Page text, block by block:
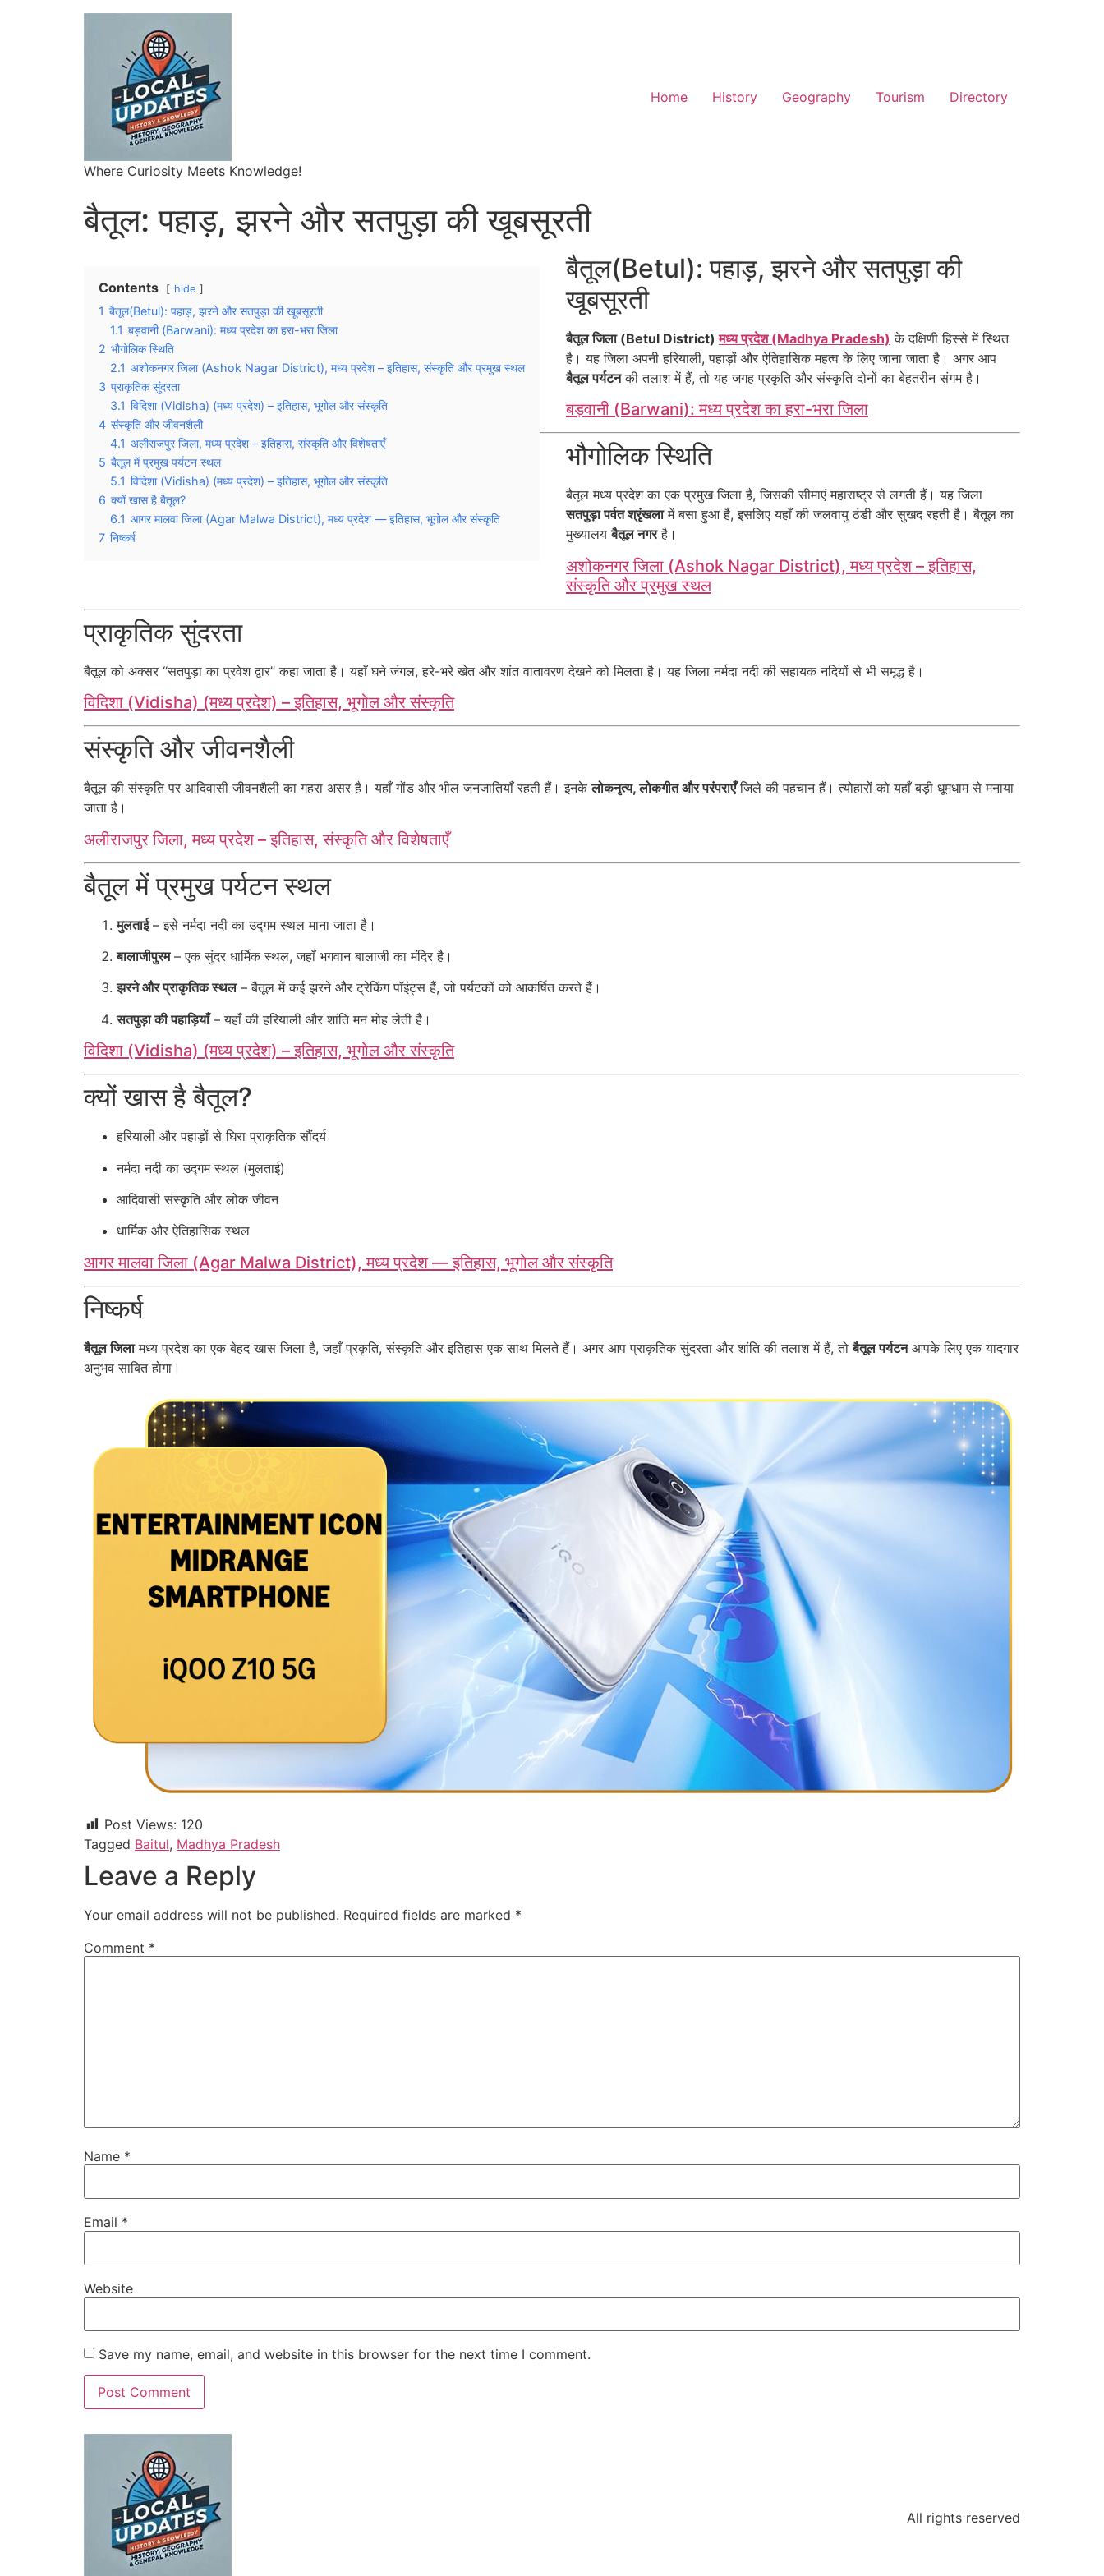
Where Curiosity Meets Knowledge!
Home History Geography Tourism Directory
बैतूल: पहाड़, झरने और सतपुड़ा की खूबसूरती
Contents hide
1 बैतूल(Betul): पहाड़, झरने और सतपुड़ा की खूबसूरती
1.1 बड़वानी (Barwani): मध्य प्रदेश का हरा-भरा जिला
2 भौगोलिक स्थिति
2.1 अशोकनगर जिला (Ashok Nagar District), मध्य प्रदेश – इतिहास, संस्कृति और प्रमुख स्थल
3 प्राकृतिक सुंदरता
3.1 विदिशा (Vidisha) (मध्य प्रदेश) – इतिहास, भूगोल और संस्कृति
4 संस्कृति और जीवनशैली
4.1 अलीराजपुर जिला, मध्य प्रदेश – इतिहास, संस्कृति और विशेषताएँ
5 बैतूल में प्रमुख पर्यटन स्थल
5.1 विदिशा (Vidisha) (मध्य प्रदेश) – इतिहास, भूगोल और संस्कृति
6 क्यों खास है बैतूल?
6.1 आगर मालवा जिला (Agar Malwa District), मध्य प्रदेश — इतिहास, भूगोल और संस्कृति
7 निष्कर्ष
बैतूल(Betul): पहाड़, झरने और सतपुड़ा की
खूबसूरती
बैतूल जिला (Betul District)मध्य प्रदेश (Madhya Pradesh) के दक्षिणी हिस्से में स्थित
है। यह जिला अपनी हरियाली, पहाड़ों और ऐतिहासिक महत्व के लिए जाना जाता है। अगर आप
बैतूल पर्यटनकी तलाश में हैं, तो यह जगह प्रकृति और संस्कृति दोनों का बेहतरीन संगम है।
बड़वानी (Barwani): मध्य प्रदेश का हरा-भरा जिला
भौगोलिक स्थिति
बैतूल मध्य प्रदेश का एक प्रमुख जिला है, जिसकी सीमाएं महाराष्ट्र से लगती हैं। यह जिला
सतपुड़ा पर्वत श्रृंखलामें बसा हुआ है, इसलिए यहाँ की जलवायु ठंडी और सुखद रहती है। बैतूल का
मुख्यालयबैतूल नगरहै।
अशोकनगर जिला (Ashok Nagar District), मध्य प्रदेश – इतिहास,
संस्कृति और प्रमुख स्थल
प्राकृतिक सुंदरता
बैतूल को अक्सर “सतपुड़ा का प्रवेश द्वार” कहा जाता है। यहाँ घने जंगल, हरे-भरे खेत और शांत वातावरण देखने को मिलता है। यह जिला नर्मदा नदी की सहायक नदियों से भी समृद्ध है।
विदिशा (Vidisha) (मध्य प्रदेश) – इतिहास, भूगोल और संस्कृति
संस्कृति और जीवनशैली
बैतूल की संस्कृति पर आदिवासी जीवनशैली का गहरा असर है। यहाँ गोंड और भील जनजातियाँ रहती हैं। इनकेलोकनृत्य, लोकगीत और परंपराएँजिले की पहचान हैं। त्योहारों को यहाँ बड़ी धूमधाम से मनाया
जाता है।
अलीराजपुर जिला, मध्य प्रदेश – इतिहास, संस्कृति और विशेषताएँ
बैतूल में प्रमुख पर्यटन स्थल
मुलताई– इसे नर्मदा नदी का उद्गम स्थल माना जाता है।
बालाजीपुरम– एक सुंदर धार्मिक स्थल, जहाँ भगवान बालाजी का मंदिर है।
झरने और प्राकृतिक स्थल– बैतूल में कई झरने और ट्रेकिंग पॉइंट्स हैं, जो पर्यटकों को आकर्षित करते हैं।
सतपुड़ा की पहाड़ियाँ– यहाँ की हरियाली और शांति मन मोह लेती है।
विदिशा (Vidisha) (मध्य प्रदेश) – इतिहास, भूगोल और संस्कृति
क्यों खास है बैतूल?
हरियाली और पहाड़ों से घिरा प्राकृतिक सौंदर्य
नर्मदा नदी का उद्गम स्थल (मुलताई)
आदिवासी संस्कृति और लोक जीवन
धार्मिक और ऐतिहासिक स्थल
आगर मालवा जिला (Agar Malwa District), मध्य प्रदेश — इतिहास, भूगोल और संस्कृति
निष्कर्ष
बैतूल जिलामध्य प्रदेश का एक बेहद खास जिला है, जहाँ प्रकृति, संस्कृति और इतिहास एक साथ मिलते हैं। अगर आप प्राकृतिक सुंदरता और शांति की तलाश में हैं, तोबैतूल पर्यटनआपके लिए एक यादगार
अनुभव साबित होगा।
Post Views: 120
Tagged Baitul, Madhya Pradesh
Leave a Reply
Your email address will not be published. Required fields are marked *
Comment *
Name *
Email *
Website
Save my name, email, and website in this browser for the next time I comment.
All rights reserved